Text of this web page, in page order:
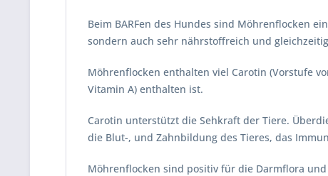
Beim BARFen des Hundes sind Möhrenflocken
sondern auch sehr nährstoffreich und
Möhrenflocken enthalten viel Carotin (Vorstufe
Vitamin A) enthalten ist.
Carotin unterstützt die Sehkraft der Tiere.
die Blut-, und Zahnbildung des Tieres, das
Möhrenflocken sind positiv für die Darmflora